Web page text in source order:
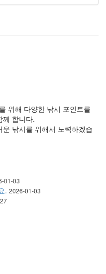
위해 다양한 낚시 포인트를
께 합니다.
낚시를 위해서 노력하겠습
01-03
. 2026-01-03